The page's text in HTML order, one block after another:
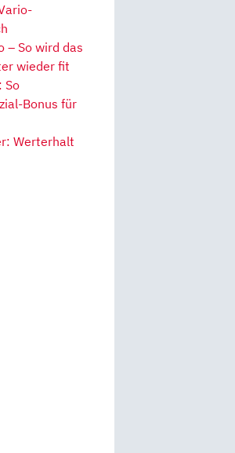
– So wird das
wieder fit
So
Bonus für
Werterhalt